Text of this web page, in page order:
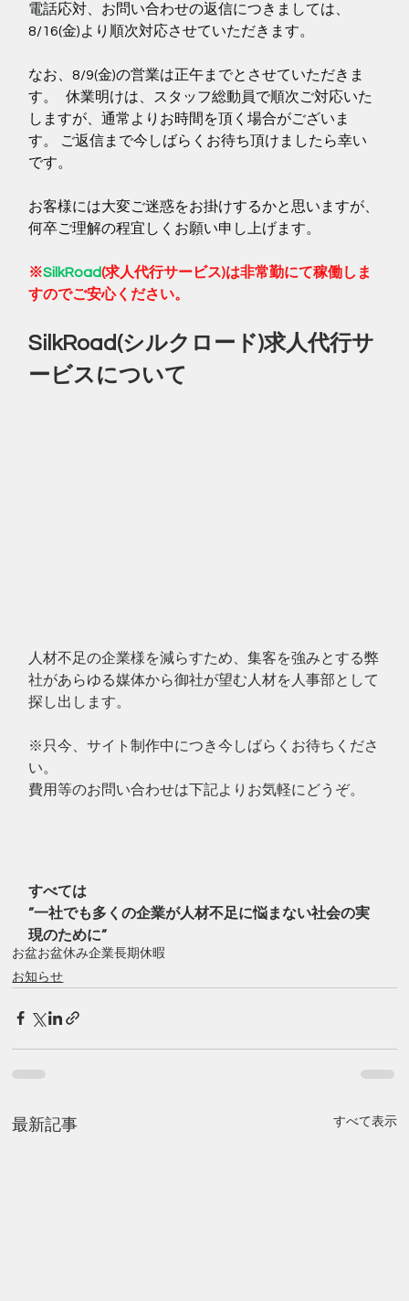
電話応対、お問い合わせの返信につきましては、
8/16(金)より順次対応させていただきます。
なお、8/9(金)の営業は正午までとさせていただきま
す。   休業明けは、スタッフ総動員で順次ご対応いた
しますが、通常よりお時間を頂く場合がございま
す。 ご返信まで今しばらくお待ち頂けましたら幸い
です。
お客様には大変ご迷惑をお掛けするかと思いますが、
何卒ご理解の程宜しくお願い申し上げます。
※SilkRoad(求人代行サービス)は非常勤にて稼働しま
すのでご安心ください。
SilkRoad(シルクロード)求人代行サ
ービスについて
人材不足の企業様を減らすため、集客を強みとする弊
社があらゆる媒体から御社が望む人材を人事部として
探し出します。
※只今、サイト制作中につき今しばらくお待ちくださ
い。
費用等のお問い合わせは下記よりお気軽にどうぞ。
すべては
”一社でも多くの企業が人材不足に悩まない社会の実
現のために”
お盆お盆休み企業長期休暇
お知らせ
最新記事 すべて表示